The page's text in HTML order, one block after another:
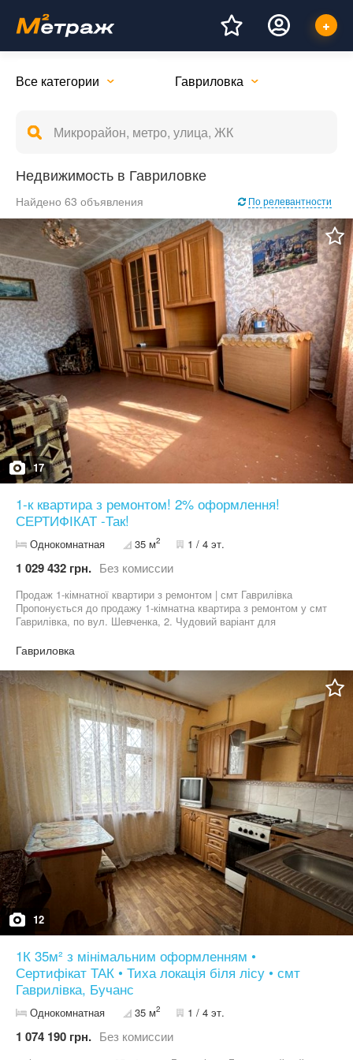
Все категории Гавриловка
Недвижимость в Гавриловке
Найдено 63 объявления По релевантности
17
1-к квартира з ремонтом! 2% оформлення!
СЕРТИФІКАТ -Так!
Однокомнатная 35 м2 1 / 4 эт.
1 029 432 грн. Без комиссии
Продаж 1-кімнатної квартири з ремонтом | смт Гаврилівка
Пропонується до продажу 1-кімнатна квартира з ремонтом у смт
Гаврилівка, по вул. Шевченка, 2. Чудовий варіант для
Кухня: 10 м² Поверх: 1 з 4 Переваги квартири: • квартира з
ремонтом • роздільний санвузол • індивідуальне електричне
опалення • газ підведений до плити • є можливість підключити
газове опалення • зручне планування Квартира готова до
проживання без значних вкладень. Ціна: 23 000 $ Оформлення:
2% Можливий продаж за програмами Сертифікат, Постанова.
Телефонуйте для детальної інформації та перегляду.
Гавриловка
12
1К 35м² з мінімальним оформленням •
Сертифікат ТАК • Тиха локація біля лісу • смт
Гаврилівка, Бучанс
Однокомнатная 35 м2 1 / 4 эт.
1 074 190 грн. Без комиссии